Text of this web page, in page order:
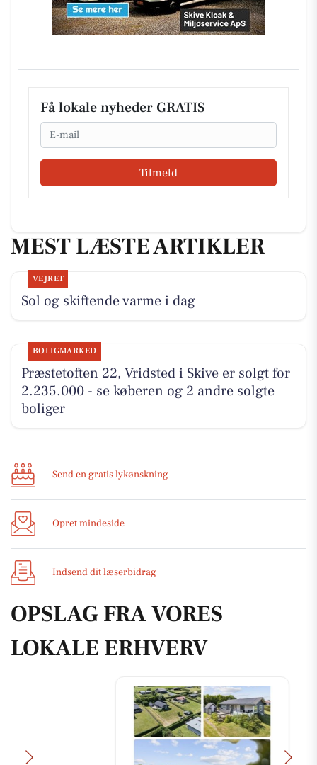
Få lokale nyheder GRATIS
Email
Tilmeld
MEST LÆSTE ARTIKLER
VEJRET
Sol og skiftende varme i dag
BOLIGMARKED
Præstetoften 22, Vridsted i Skive er solgt for
2.235.000 - se køberen og 2 andre solgte
boliger
Send en gratis lykønskning
Opret mindeside
Indsend dit læserbidrag
OPSLAG FRA VORES
LOKALE ERHVERV